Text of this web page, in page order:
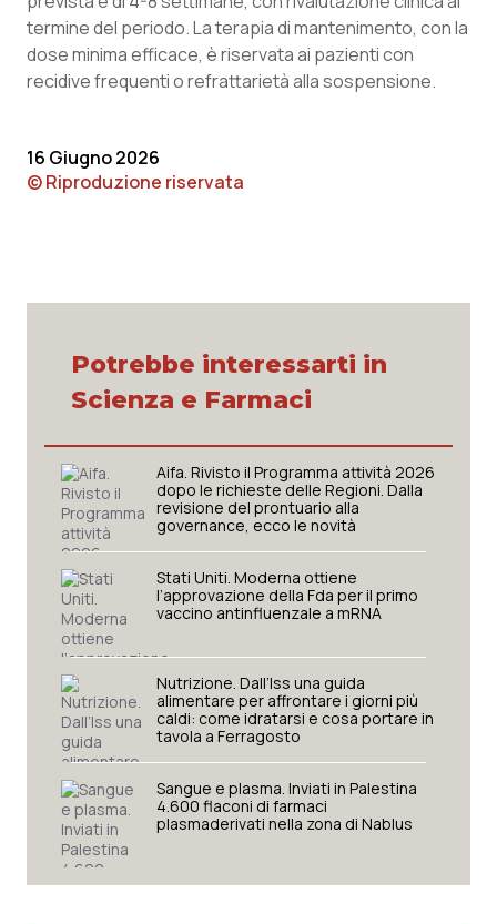
termine del periodo. La terapia di mantenimento, con la
dose minima efficace, è riservata ai pazienti con
recidive frequenti o refrattarietà alla sospensione.
16 Giugno 2026
© Riproduzione riservata
Potrebbe interessarti in
Scienza e Farmaci
Aifa. Rivisto il Programma attività 2026
dopo le richieste delle Regioni. Dalla
revisione del prontuario alla
governance, ecco le novità
Stati Uniti. Moderna ottiene
l’approvazione della Fda per il primo
vaccino antinfluenzale a mRNA
Nutrizione. Dall’Iss una guida
alimentare per affrontare i giorni più
caldi: come idratarsi e cosa portare in
tavola a Ferragosto
Sangue e plasma. Inviati in Palestina
4.600 flaconi di farmaci
plasmaderivati nella zona di Nablus